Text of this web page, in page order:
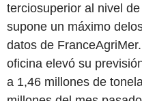
terciosuperior al nivel
supone un máximo
datos de
oficina elevó su
a 1,46 millones de